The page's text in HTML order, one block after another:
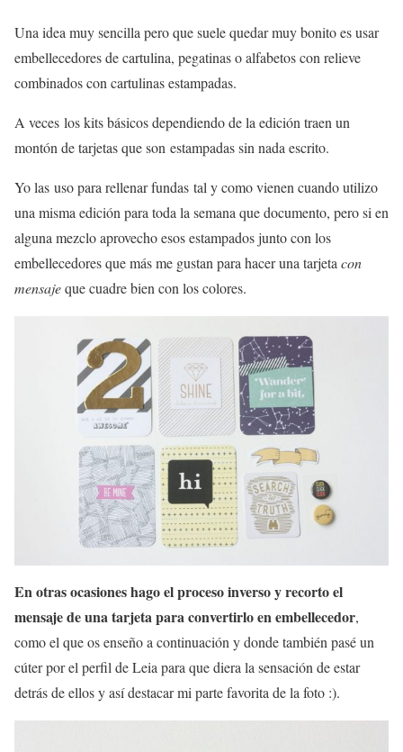
Una idea muy sencilla pero que suele quedar muy bonito es usar
embellecedores de cartulina, pegatinas o alfabetos con relieve
combinados con cartulinas estampadas.
A veces los kits básicos dependiendo de la edición traen un
montón de tarjetas que son estampadas sin nada escrito.
Yo las uso para rellenar fundas tal y como vienen cuando utilizo
una misma edición para toda la semana que documento, pero si en
alguna mezclo aprovecho esos estampados junto con los
embellecedores que más me gustan para hacer una tarjetacon
mensajeque cuadre bien con los colores.
En otras ocasiones hago el proceso inverso y recorto el
mensaje de una tarjeta para convertirlo en embellecedor,
como el que os enseño a continuación y donde también pasé un
cúter por el perfil de Leia para que diera la sensación de estar
detrás de ellos y así destacar mi parte favorita de la foto :).